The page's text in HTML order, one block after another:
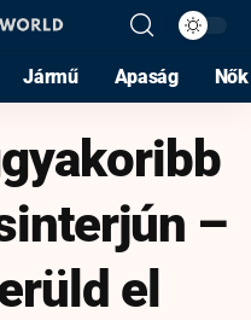
Jármű Apaság Nők
–
el